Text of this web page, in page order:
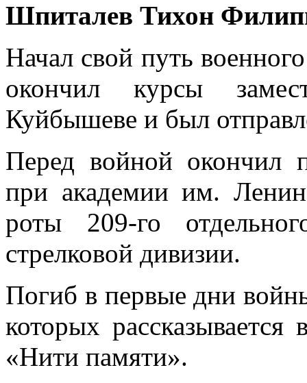
Шпиталев Тихон
Начал свой путь
окончил курсы
Куйбышеве и был
Перед войной окончил
при академии им.
роты 209-го
стрелковой дивизии.
Погиб в первые дни
которых
«Нити памяти».